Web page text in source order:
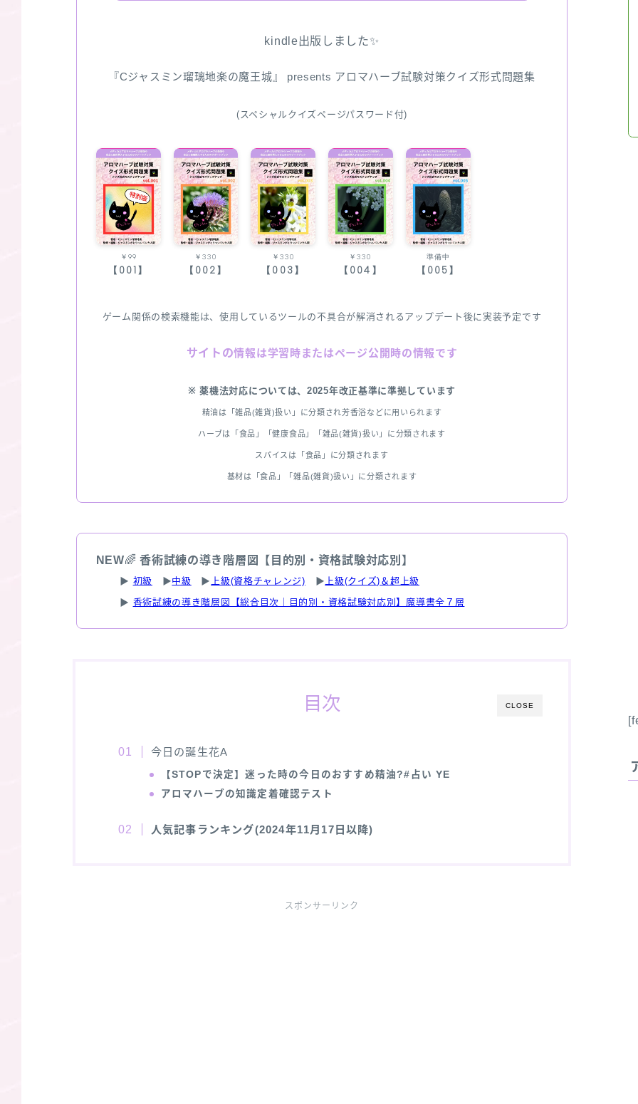
kindle出版しました✨
『Cジャスミン瑠璃地楽の魔王城』 presents アロマハーブ試験対策クイズ形式問題集
(スペシャルクイズページパスワード付)
￥99
【001】
￥330
【002】
￥330
【003】
￥330
【004】
準備中
【005】
ゲーム関係の検索機能は、使用しているツールの不具合が解消されるアップデート後に実装予定です
サイトの情報は学習時またはページ公開時の情報です
※ 薬機法対応については、2025年改正基準に準拠しています
精油は「雑品(雑貨)扱い」に分類され芳香浴などに用いられます
ハーブは「食品」「健康食品」「雑品(雑貨)扱い」に分類されます
スパイスは「食品」に分類されます
基材は「食品」「雑品(雑貨)扱い」に分類されます
NEW🌈香術試練の導き階層図【目的別・資格試験対応別】
▶ 初級 ▶中級 ▶ 上級(資格チャレンジ) ▶ 上級(クイズ)＆超上級
▶ 香術試練の導き階層図【総合目次｜目的別・資格試験対応別】魔導書全７層
CLOSE
目次
今日の誕生花A
【STOPで決定】迷った時の今日のおすすめ精油?#占い YE
アロマハーブの知識定着確認テスト
人気記事ランキング(2024年11月17日以降)
スポンサーリンク